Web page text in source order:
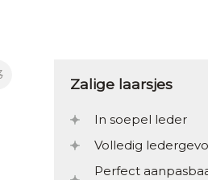
Zalige laarsjes
In soepel leder
Volledig
Perfect